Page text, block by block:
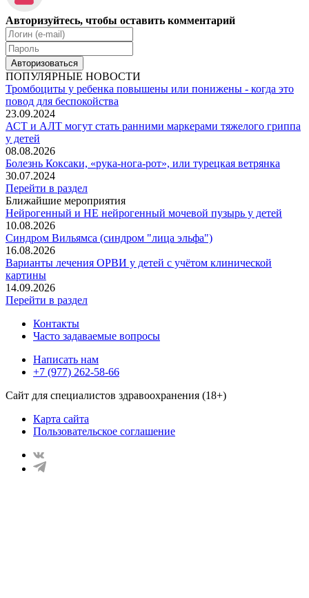
Авторизуйтесь, чтобы оставить комментарий
Авторизоваться
ПОПУЛЯРНЫЕ НОВОСТИ
Тромбоциты у ребенка повышены или понижены - когда это
повод для беспокойства
23.09.2024
АСТ и АЛТ могут стать ранними маркерами тяжелого гриппа
у детей
08.08.2026
Болезнь Коксаки, «рука-нога-рот», или турецкая ветрянка
30.07.2024
Перейти в раздел
Ближайшие мероприятия
Нейрогенный и НЕ нейрогенный мочевой пузырь у детей
10.08.2026
Синдром Вильямса (синдром "лица эльфа")
16.08.2026
Варианты лечения ОРВИ у детей с учётом клинической
картины
14.09.2026
Перейти в раздел
Контакты
Часто задаваемые вопросы
Написать нам
+7 (977) 262-58-66
Сайт для специалистов здравоохранения (18+)
Карта сайта
Пользовательское соглашение